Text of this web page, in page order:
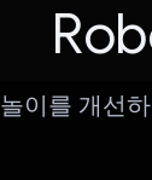
이를 개선